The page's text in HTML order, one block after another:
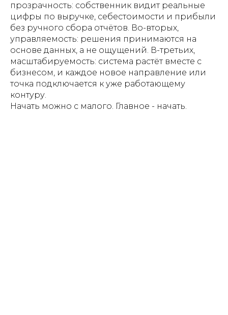
прозрачность: собственник видит реальные
цифры по выручке, себестоимости и прибыли
без ручного сбора отчётов. Во-вторых,
управляемость: решения принимаются на
основе данных, а не ощущений. В-третьих,
масштабируемость: система растёт вместе с
бизнесом, и каждое новое направление или
точка подключается к уже работающему
контуру.
Начать можно с малого. Главное - начать.